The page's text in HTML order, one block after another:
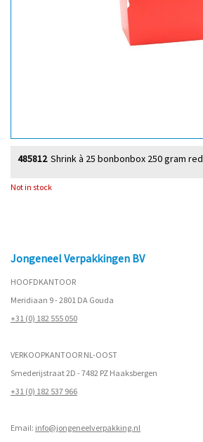
Shrink à 25 bonbonbox 250 gram red
485812
Not in stock
Jongeneel Verpakkingen BV
HOOFDKANTOOR
Meridiaan 9 - 2801 DA Gouda
+31 (0) 182 555 050
VERKOOPKANTOOR NL-OOST
Smederijstraat 2D - 7482 PZ Haaksbergen
+31 (0) 182 537 966
Email: info@jongeneelverpakking.nl